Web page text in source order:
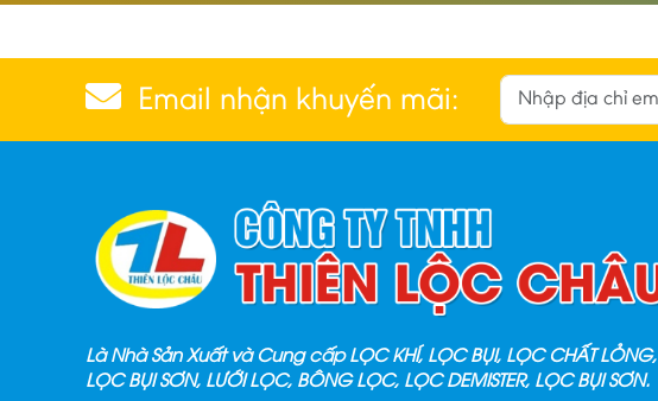
Email nhận khuyến mãi:
Là Nhà Sản Xuất và Cung cấp LỌC KHÍ, LỌC BỤI, LỌC CHẤT LỎNG,
LỌC BỤI SƠN, LƯỚI LỌC, BÔNG LỌC, LỌC DEMISTER, LỌC BỤI SƠN.